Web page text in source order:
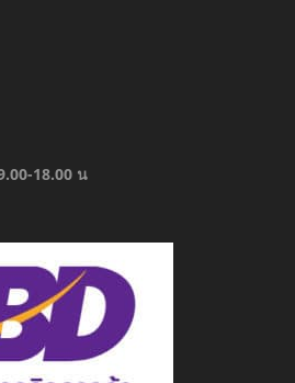
18.00 น